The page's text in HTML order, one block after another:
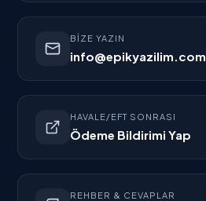
BIZE YAZIN
info@epikyazilim.com
HAVALE/EFT SONRASI
Ödeme Bildirimi Yap
REHBER & CEVAPLAR